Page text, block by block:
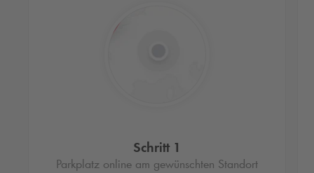
Schritt 1
Parkplatz online am gewünschten Standort